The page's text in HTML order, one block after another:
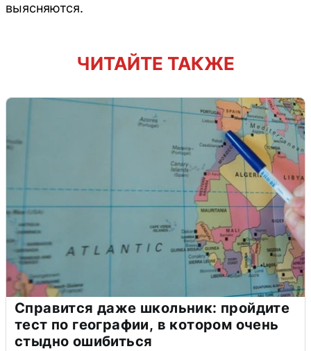
выясняются.
ЧИТАЙТЕ ТАКЖЕ
Справится даже школьник: пройдите
тест по географии, в котором очень
стыдно ошибиться